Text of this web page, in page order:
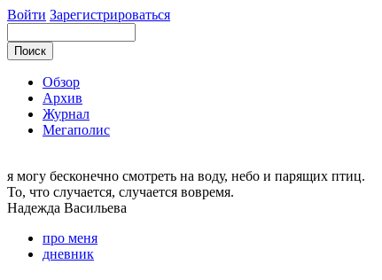
Войти Зарегистрироваться
Обзор
Архив
Журнал
Мегаполис
я могу бесконечно смотреть на воду, небо и парящих птиц.
То, что случается, случается вовремя.
Надежда Васильева
про меня
дневник